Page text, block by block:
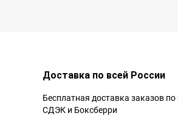
Доставка по всей России
Бесплатная доставка заказов по
СДЭК и Боксберри